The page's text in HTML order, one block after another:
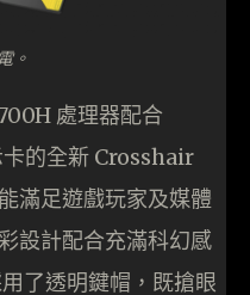
。
處理器配合
的全新 Crosshair
滿足遊戲玩家及媒體
設計配合充滿科幻感
了透明鍵帽，既搶眼